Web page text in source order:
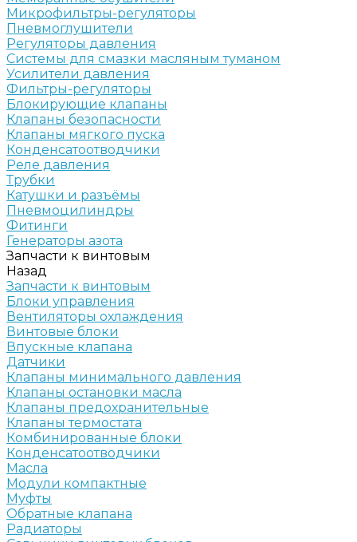
Микрофильтры-регуляторы
Пневмоглушители
Регуляторы давления
Системы для смазки масляным туманом
Усилители давления
Фильтры-регуляторы
Блокирующие клапаны
Клапаны безопасности
Клапаны мягкого пуска
Конденсатоотводчики
Реле давления
Трубки
Катушки и разъёмы
Пневмоцилиндры
Фитинги
Генераторы азота
Запчасти к винтовым
Назад
Запчасти к винтовым
Блоки управления
Вентиляторы охлаждения
Винтовые блоки
Впускные клапана
Датчики
Клапаны минимального давления
Клапаны остановки масла
Клапаны предохранительные
Клапаны термостата
Комбинированные блоки
Конденсатоотводчики
Масла
Модули компактные
Муфты
Обратные клапана
Радиаторы